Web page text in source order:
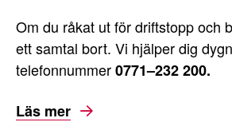
Om du råkat ut för driftstopp och
ett samtal bort. Vi hjälper dig
telefonnummer0771–232 200.
Läs mer